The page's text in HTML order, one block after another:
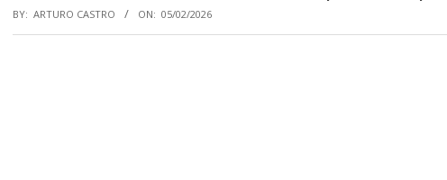
BY: ARTURO CASTRO ON: 05/02/2026